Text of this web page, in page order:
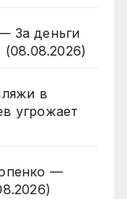
За деньги
(08.08.2026)
в
угрожает
—